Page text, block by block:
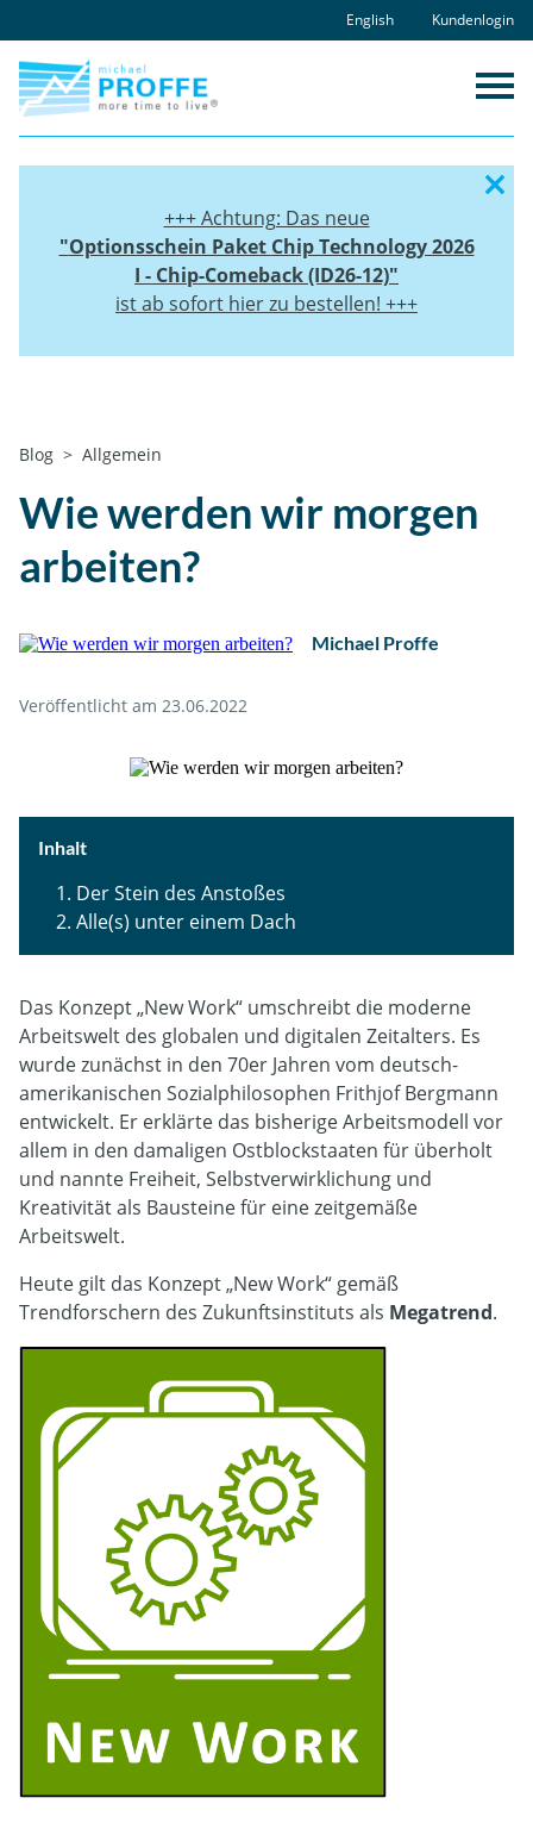
English Kundenlogin
+++ Achtung: Das neue
"Optionsschein Paket Chip Technology 2026
I - Chip-Comeback (ID26-12)"
ist ab sofort hier zu bestellen! +++
Home
Blog Allgemein
Wie werden wir morgen
arbeiten?
Michael Proffe
Veröffentlicht am 23.06.2022
Der Stein des Anstoßes
Alle(s) unter einem Dach
Das Konzept „New Work“ umschreibt die moderne
Arbeitswelt des globalen und digitalen Zeitalters. Es
wurde zunächst in den 70er Jahren vom deutsch-
amerikanischen Sozialphilosophen Frithjof Bergmann
entwickelt. Er erklärte das bisherige Arbeitsmodell vor
allem in den damaligen Ostblockstaaten für überholt
und nannte Freiheit, Selbstverwirklichung und
Kreativität als Bausteine für eine zeitgemäße
Arbeitswelt.
Heute gilt das Konzept „New Work“ gemäß
Trendforschern des Zukunftsinstituts als Megatrend.